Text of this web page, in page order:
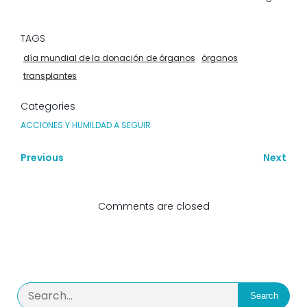
TAGS
día mundial de la donación de órganos órganos
transplantes
Categories
ACCIONES Y HUMILDAD A SEGUIR
Previous Next
Comments are closed
Search